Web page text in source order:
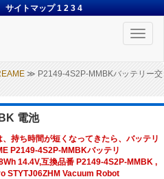
サイトマップ 1 2 3 4
Toggle
≫ P2149-4S2P-MMBKバッテリー交
電池
持ち時間が短くなってきたら、バッテリ
P2149-4S2P-MMBKバッテリ
14.4V,互換品番 P2149-4S2P-MMBK ,
STYTJ06ZHM Vacuum Robot